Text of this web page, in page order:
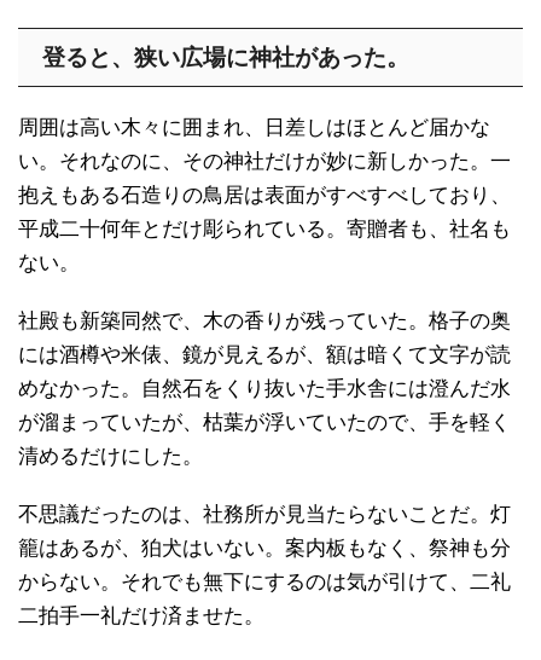
登ると、狭い広場に神社があった。
周囲は高い木々に囲まれ、日差しはほとんど届かな
い。それなのに、その神社だけが妙に新しかった。一
抱えもある石造りの鳥居は表面がすべすべしており、
平成二十何年とだけ彫られている。寄贈者も、社名も
ない。
社殿も新築同然で、木の香りが残っていた。格子の奥
には酒樽や米俵、鏡が見えるが、額は暗くて文字が読
めなかった。自然石をくり抜いた手水舎には澄んだ水
が溜まっていたが、枯葉が浮いていたので、手を軽く
清めるだけにした。
不思議だったのは、社務所が見当たらないことだ。灯
籠はあるが、狛犬はいない。案内板もなく、祭神も分
からない。それでも無下にするのは気が引けて、二礼
二拍手一礼だけ済ませた。